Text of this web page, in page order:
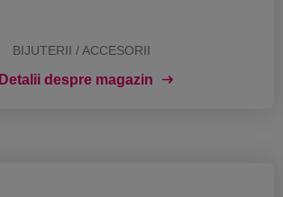
BIJUTERII / ACCESORII
Detalii despre magazin